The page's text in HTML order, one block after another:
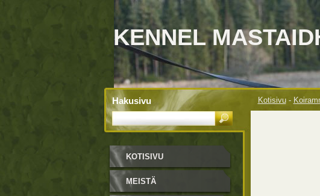
KENNEL
Kotisivu -
KOTISIVU
MEISTÄ
Hakusivu